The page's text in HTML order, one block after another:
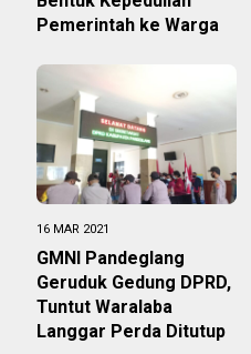
Pemerintah ke Warga
16 MAR 2021
GMNI Pandeglang
Geruduk Gedung DPRD,
Tuntut Waralaba
Langgar Perda Ditutup